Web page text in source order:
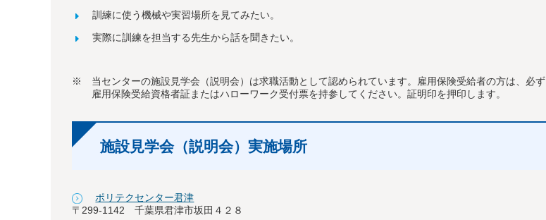
訓練に使う機械や実習場所を見てみたい。
実際に訓練を担当する先生から話を聞きたい。
※ 当センターの施設見学会（説明会）は求職活動として認められています。雇用保険受給者の方は、必ず
雇用保険受給資格者証またはハローワーク受付票を持参してください。証明印を押印します。
施設見学会（説明会）実施場所
ポリテクセンター君津
〒299-1142 千葉県君津市坂田４２８